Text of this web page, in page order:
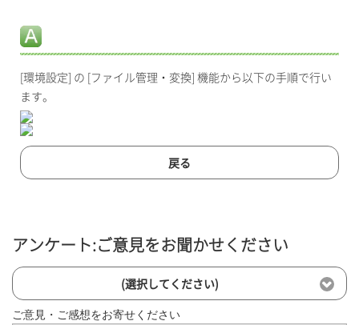
[環境設定] の [ファイル管理・変換] 機能から以下の手順で行い
ます。
戻る
アンケート:ご意見をお聞かせください
(選択してください)
ご意見・ご感想をお寄せください